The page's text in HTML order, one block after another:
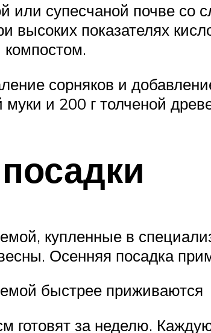
или супесчаной почве со
высоких показателях
сорняков и
и 200 г толченой
купленные в
Осенняя посадка
быстрее приживаются
готовят за неделю.